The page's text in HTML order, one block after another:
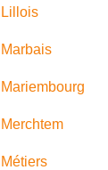
Lillois
Marbais
Mariembourg
Merchtem
Métiers